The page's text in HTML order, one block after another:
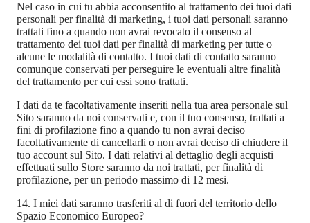
Nel caso in cui tu abbia acconsentito al trattamento dei tuoi dati
personali per finalità di marketing, i tuoi dati personali saranno
trattati fino a quando non avrai revocato il consenso al
trattamento dei tuoi dati per finalità di marketing per tutte o
alcune le modalità di contatto. I tuoi dati di contatto saranno
comunque conservati per perseguire le eventuali altre finalità
del trattamento per cui essi sono trattati.
I dati da te facoltativamente inseriti nella tua area personale sul
Sito saranno da noi conservati e, con il tuo consenso, trattati a
fini di profilazione fino a quando tu non avrai deciso
facoltativamente di cancellarli o non avrai deciso di chiudere il
tuo account sul Sito. I dati relativi al dettaglio degli acquisti
effettuati sullo Store saranno da noi trattati, per finalità di
profilazione, per un periodo massimo di 12 mesi.
14. I miei dati saranno trasferiti al di fuori del territorio dello
Spazio Economico Europeo?